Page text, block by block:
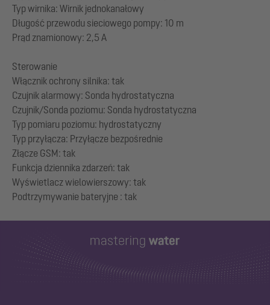
Typ wirnika: Wirnik jednokanałowy
Długość przewodu sieciowego pompy: 10 m
Prąd znamionowy: 2,5 A
Sterowanie
Włącznik ochrony silnika: tak
Czujnik alarmowy: Sonda hydrostatyczna
Czujnik/Sonda poziomu: Sonda hydrostatyczna
Typ pomiaru poziomu: hydrostatyczny
Typ przyłącza: Przyłącze bezpośrednie
Złącze GSM: tak
Funkcja dziennika zdarzeń: tak
Wyświetlacz wielowierszowy: tak